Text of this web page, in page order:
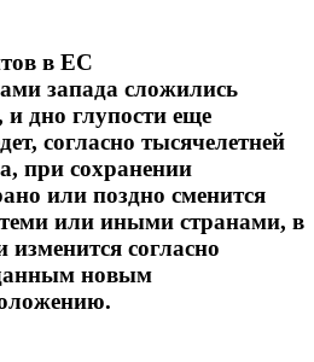
в ЕС
запада сложились
дно глупости еще
согласно тысячелетней
при сохранении
или поздно сменится
или иными странами, в
изменится согласно
новым